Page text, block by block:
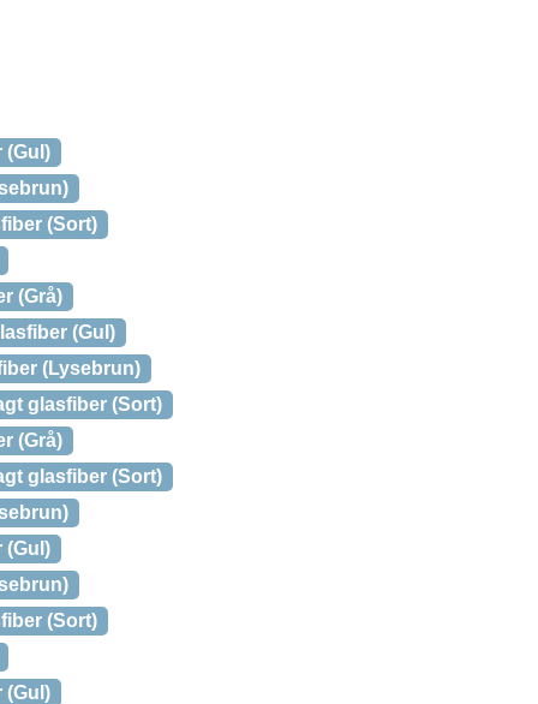
(Gul)
(Sort)
(Grå)
(Gul)
(Lysebrun)
glasfiber (Sort)
(Grå)
glasfiber (Sort)
(Gul)
(Sort)
(Gul)